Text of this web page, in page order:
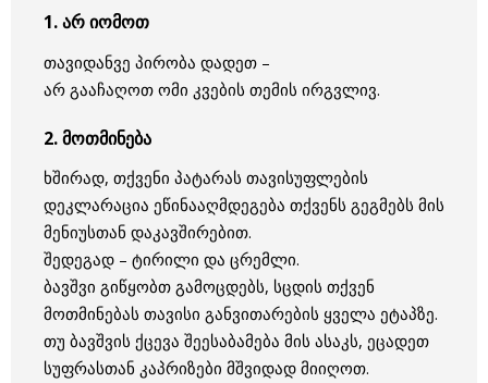
1. არ იომოთ
თავიდანვე პირობა დადეთ –
არ გააჩაღოთ ომი კვების თემის ირგვლივ.
2. მოთმინება
ხშირად, თქვენი პატარას თავისუფლების
დეკლარაცია ეწინააღმდეგება თქვენს გეგმებს მის
მენიუსთან დაკავშირებით.
შედეგად – ტირილი და ცრემლი.
ბავშვი გიწყობთ გამოცდებს, სცდის თქვენ
მოთმინებას თავისი განვითარების ყველა ეტაპზე.
თუ ბავშვის ქცევა შეესაბამება მის ასაკს, ეცადეთ
სუფრასთან კაპრიზები მშვიდად მიიღოთ.